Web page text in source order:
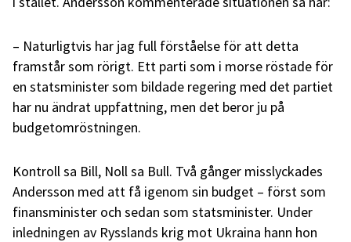
– Naturligtvis har jag full förståelse för att detta
framstår som rörigt. Ett parti som i morse röstade för
en statsminister som bildade regering med det partiet
har nu ändrat uppfattning, men det beror ju på
budgetomröstningen.
Kontroll sa Bill, Noll sa Bull. Två gånger misslyckades
Andersson med att få igenom sin budget – först som
finansminister och sedan som statsminister. Under
inledningen av Rysslands krig mot Ukraina hann hon